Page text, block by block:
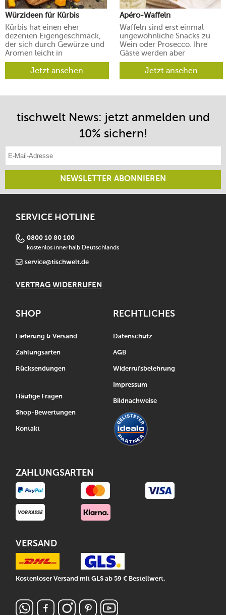
Würzideen für Kürbis
Kürbis hat einen eher
dezenten Eigengeschmack,
der sich durch Gewürze und
Aromen leicht in
verschiedene Richtungen
lenken lässt.Jetzt ansehen
Apéro-Waffeln
Waffeln sind erst einmal
ungewöhnliche Snacks zu
Wein oder Prosecco. Ihre
Gäste werden aber
begeistert sein.
Jetzt ansehen
tischwelt News: jetzt anmelden und
10% sichern!
E-Mail-Adresse eintragen
NEWSLETTER ABONNIEREN
SERVICE HOTLINE
0800 10 80 100
kostenlos innerhalb Deutschlands
service@tischwelt.de
VERTRAG WIDERRUFEN
SHOP
Lieferung & Versand
Zahlungsarten
Rücksendungen
Häufige Fragen
Shop-Bewertungen
Kontakt
RECHTLICHES
Datenschutz
AGB
Widerrufsbelehrung
Impressum
Bildnachweise
ZAHLUNGSARTEN
VERSAND
Kostenloser Versand mit GLS ab 59 € Bestellwert.